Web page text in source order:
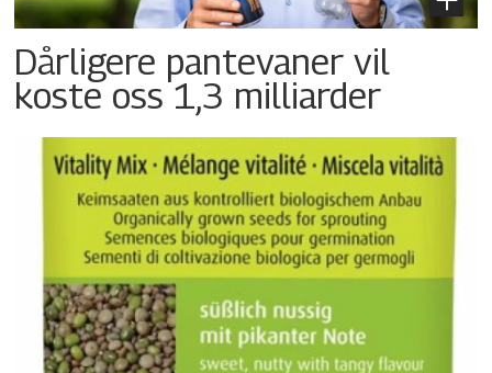
Dårligere pantevaner vil
koste oss 1,3 milliarder